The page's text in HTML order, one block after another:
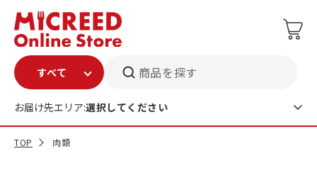
商品を探す
お届け先エリア:選択してください
TOP 肉類